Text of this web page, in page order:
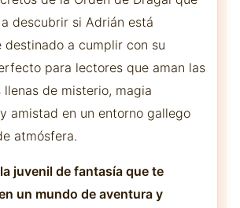
descubrir si Adrián está
destinado a cumplir con su
para lectores que aman las
llenas de misterio, magia
amistad en un entorno gallego
atmósfera.
juvenil de fantasía que te
un mundo de aventura y